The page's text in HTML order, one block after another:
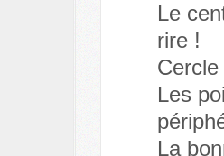
Le
rire !
Les
La